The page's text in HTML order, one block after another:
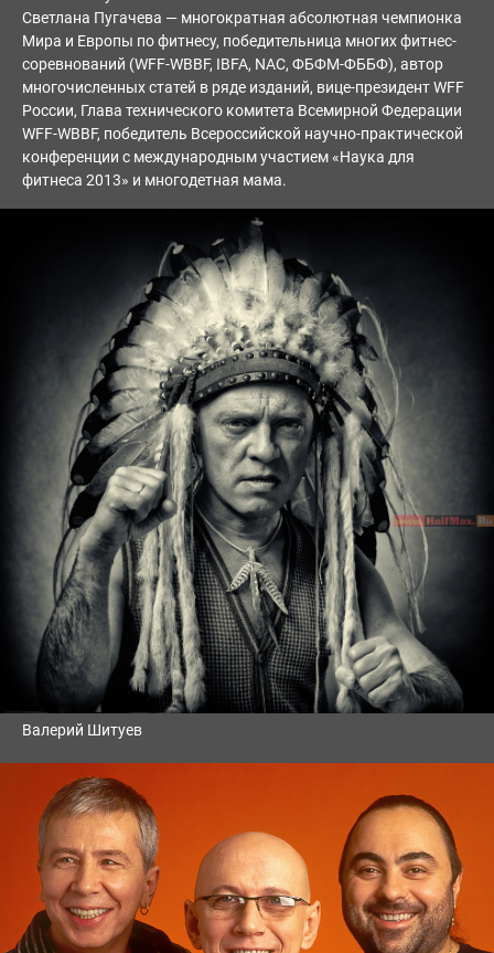
Светлана Пугачева — многократная абсолютная чемпионка
Мира и Европы по фитнесу, победительница многих фитнес-
соревнований (WFF-WBBF, IBFA, NAC, ФБФМ-ФББФ), автор
многочисленных статей в ряде изданий, вице-президент WFF
России, Глава технического комитета Всемирной Федерации
WFF-WBBF, победитель Всероссийской научно-практической
конференции с международным участием «Наука для
фитнеса 2013» и многодетная мама.
Валерий Шитуев